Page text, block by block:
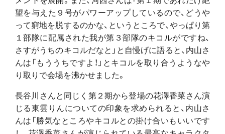
望を与えた９号がパワーアップしているので、どうや
って窮地を脱するのかな、というところで、やっぱり第
１部隊に配属された我が第３部隊のキコルがですね、
さすがうちのキコルだなと」と自慢げに語ると、内山さ
んは「もううちですよ！」とキコルを取り合うようなや
り取りで会場を沸かせました。
長谷川さんと同じく第２期から登場の花澤香菜さん演
じる東雲りんについての印象を求められると、内山さ
んは「勝気なところやキコルとの掛け合いもいいです